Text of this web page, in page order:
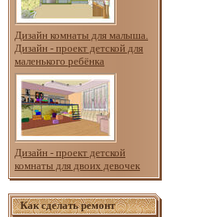
Дизайн комнаты для малыша.
Дизайн - проект детской для
маленького ребёнка
Дизайн - проект детской
комнаты для двоих девочек
Как сделать ремонт